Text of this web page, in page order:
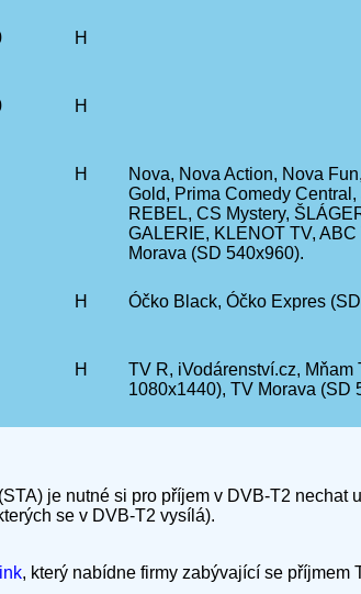
H
H
H
Nova, Nova Action, Nova
Gold, Prima Comedy
REBEL, CS Mystery,
GALERIE, KLENOT TV,
Morava (SD 540x960).
H Óčko Black, Óčko Expres
H
TV R, iVodárenství.cz, Mňam
1080x1440), TV Morava (SD
je nutné si pro příjem v DVB-T2 nechat
se v DVB-T2 vysílá).
, který nabídne firmy zabývající se příjmem